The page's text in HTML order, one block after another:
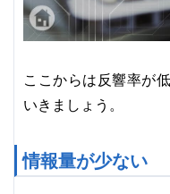
ここからは反響率が
いきましょう。
情報量が少ない